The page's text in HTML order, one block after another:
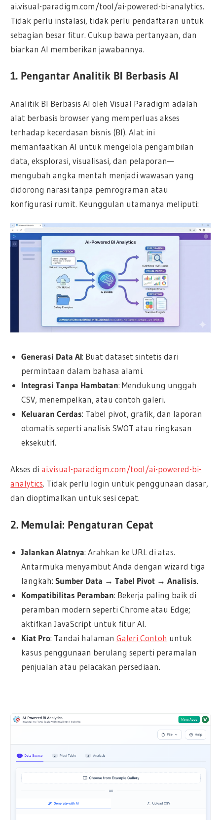
ai.visual-paradigm.com/tool/ai-powered-bi-analytics.
Tidak perlu instalasi, tidak perlu pendaftaran untuk
sebagian besar fitur. Cukup bawa pertanyaan, dan
biarkan AI memberikan jawabannya.
1. Pengantar Analitik BI Berbasis AI
Analitik BI Berbasis AI oleh Visual Paradigm adalah
alat berbasis browser yang memperluas akses
terhadap kecerdasan bisnis (BI). Alat ini
memanfaatkan AI untuk mengelola pengambilan
data, eksplorasi, visualisasi, dan pelaporan—
mengubah angka mentah menjadi wawasan yang
didorong narasi tanpa pemrograman atau
konfigurasi rumit. Keunggulan utamanya meliputi:
Generasi Data AI: Buat dataset sintetis dari
permintaan dalam bahasa alami.
Integrasi Tanpa Hambatan: Mendukung unggah
CSV, menempelkan, atau contoh galeri.
Keluaran Cerdas: Tabel pivot, grafik, dan laporan
otomatis seperti analisis SWOT atau ringkasan
eksekutif.
Akses diai.visual-paradigm.com/tool/ai-powered-bi-
analytics. Tidak perlu login untuk penggunaan dasar,
dan dioptimalkan untuk sesi cepat.
2. Memulai: Pengaturan Cepat
Jalankan Alatnya: Arahkan ke URL di atas.
Antarmuka menyambut Anda dengan wizard tiga
langkah: Sumber Data → Tabel Pivot→ Analisis.
Kompatibilitas Peramban: Bekerja paling baik di
peramban modern seperti Chrome atau Edge;
aktifkan JavaScript untuk fitur AI.
Kiat Pro: Tandai halaman Galeri Contoh untuk
kasus penggunaan berulang seperti peramalan
penjualan atau pelacakan persediaan.